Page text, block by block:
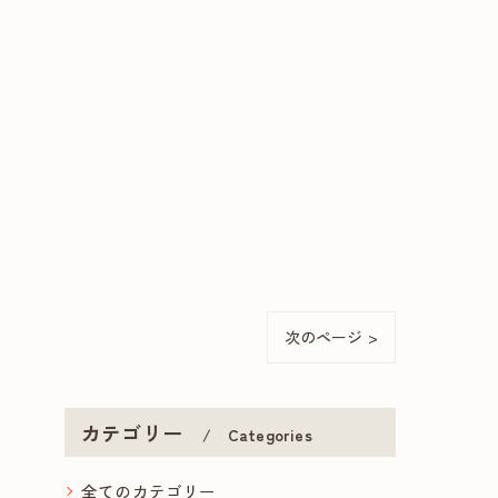
次のページ >
カテゴリー Categories
全てのカテゴリー